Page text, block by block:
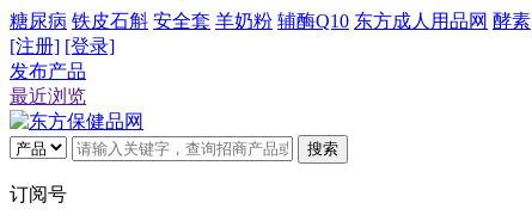
糖尿病 铁皮石斛 安全套 羊奶粉 辅酶Q10 东方成人用品网 酵素
[注册] [登录]
发布产品
最近浏览
搜索
订阅号